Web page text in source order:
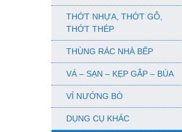
THỚT NHỰA, THỚT GỖ,
THỚT THÉP
THÙNG RÁC NHÀ BẾP
VÁ – SẠN – KẸP GẮP – BÚA
VỈ NƯỚNG BÒ
DỤNG CỤ KHÁC